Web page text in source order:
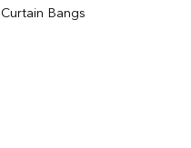
Curtain Bangs